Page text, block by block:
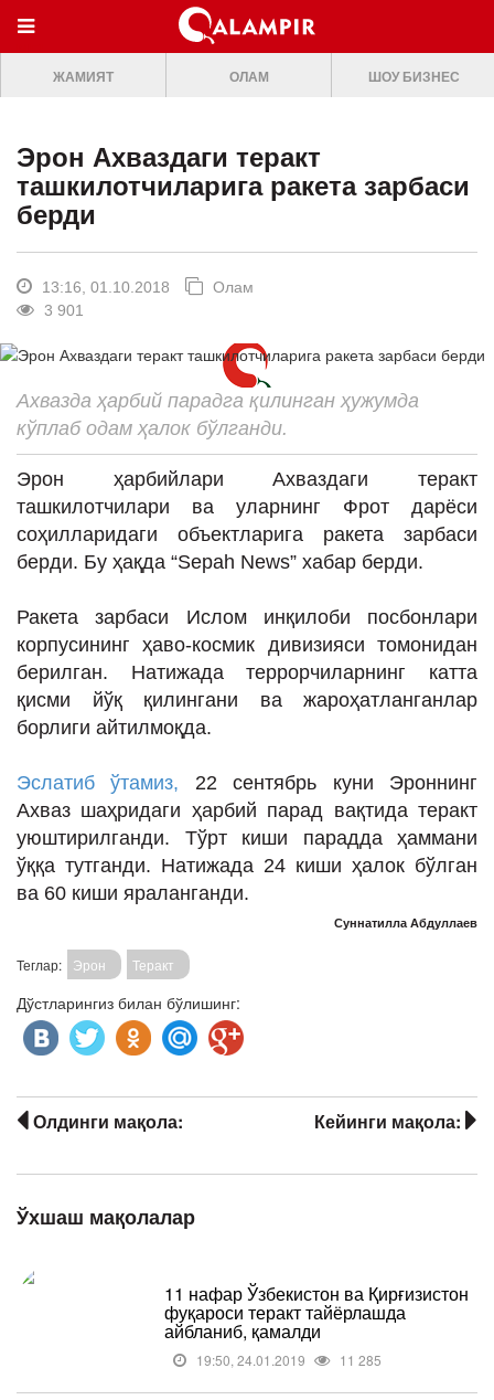
МЕНЮ
ONLINE TV
ЖАМИЯТ
ОЛАМ
ШОУ-БИЗНЕС
Премьера
Кино
ИНТЕРВЬЮ
ЛОЙИҲАЛАР
Саломатлик
Бу қизиқ
Реклама
ТЕХНОЛОГИЯ
ЖАМИЯТ ОЛАМ ШОУ БИЗНЕС
Эрон Ахваздаги теракт
ташкилотчиларига ракета зарбаси
берди
13:16, 01.10.2018
Олам
3 901
Ахвазда ҳарбий парадга қилинган ҳужумда
кўплаб одам ҳалок бўлганди.
Эрон ҳарбийлари Ахваздаги теракт
ташкилотчилари ва уларнинг Фрот дарёси
соҳилларидаги объектларига ракета зарбаси
берди. Бу ҳақда “Sepah News” хабар берди.
Ракета зарбаси Ислом инқилоби посбонлари
корпусининг ҳаво-космик дивизияси томонидан
берилган. Натижада террорчиларнинг катта
қисми йўқ қилингани ва жароҳатланганлар
борлиги айтилмоқда.
Эслатиб ўтамиз, 22 сентябрь куни Эроннинг
Ахваз шаҳридаги ҳарбий парад вақтида теракт
уюштирилганди. Тўрт киши парадда ҳаммани
ўққа тутганди. Натижада 24 киши ҳалок бўлган
ва 60 киши яраланганди.
Суннатилла Абдуллаев
Теглар: Эрон Теракт
Дўстларингиз билан бўлишинг:
Кейинги мақола:
Олдинги мақола:
Ўхшаш мақолалар
11 нафар Ўзбекистон ва Қирғизистон
фуқароси теракт тайёрлашда
айбланиб, қамалди
19:50, 24.01.2019 11 285